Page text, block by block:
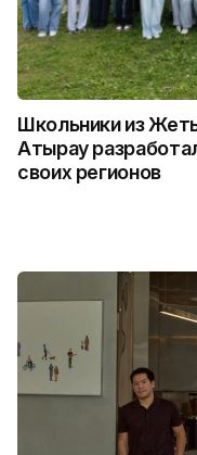
Школьники из
Атырау
своих регионов